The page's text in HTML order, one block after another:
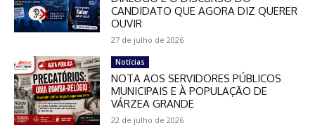
CANDIDATO QUE AGORA DIZ QUERER
OUVIR
27 de julho de 2026
Notícias
NOTA AOS SERVIDORES PÚBLICOS
MUNICIPAIS E À POPULAÇÃO DE
VÁRZEA GRANDE
22 de julho de 2026